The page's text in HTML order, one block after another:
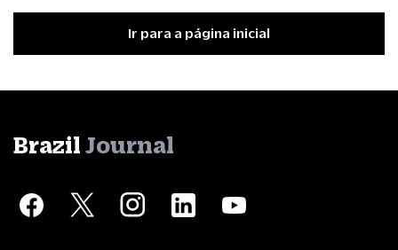
Ir para a página inicial
Brazil Journal